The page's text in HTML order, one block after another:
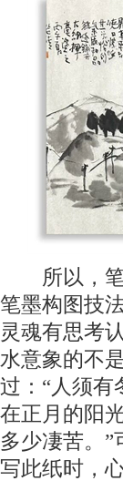
所以，笔
笔墨构图技
灵魂有思考
水意象的不
过：“人须有
在正月的阳
多少凄苦。
写此纸时，